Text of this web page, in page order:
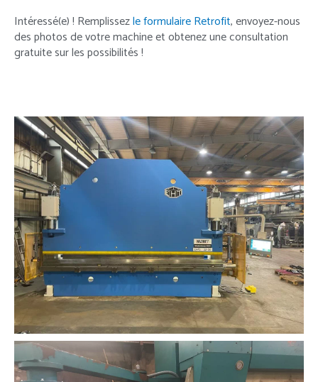
Intéressé(e) ! Remplissezle formulaire Retrofit, envoyez-nous
des photos de votre machine et obtenez une consultation
gratuite sur les possibilités !